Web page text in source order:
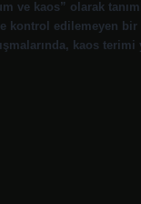
ve kaos” olarak
kontrol edilemeyen
kaos